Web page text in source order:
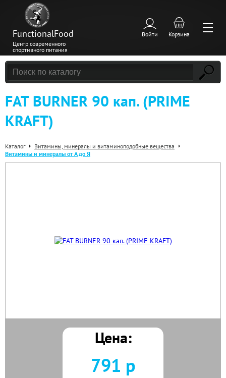
FunctionalFood
Центр современного
спортивного питания
Войти Корзина
FAT BURNER 90 кап. (PRIME
KRAFT)
Каталог
Витамины, минералы и витаминоподобные вещества
Витамины и минералы от А до Я
Цена:
791 р